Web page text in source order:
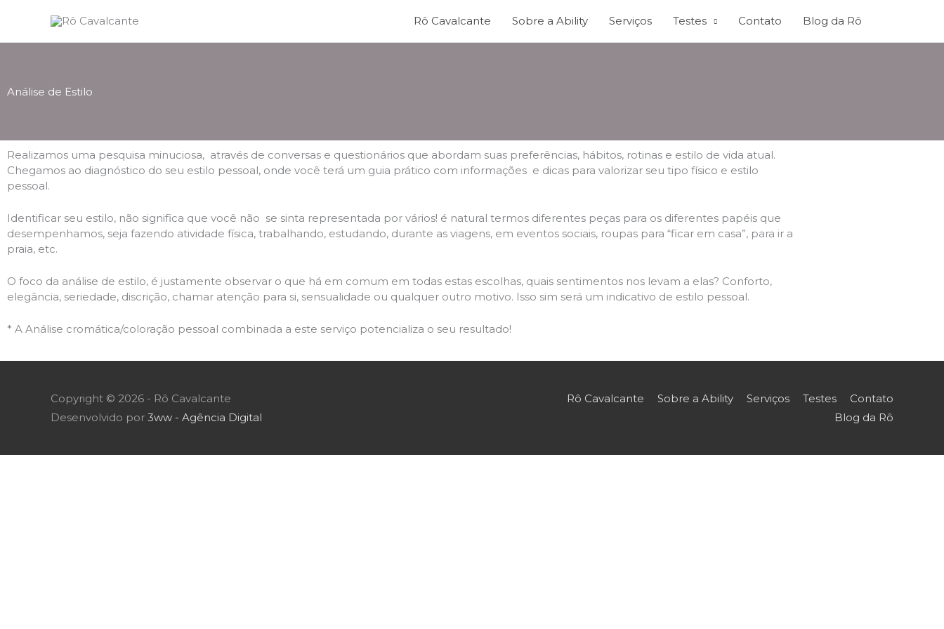
Rô Cavalcante Sobre a Ability Serviços Testes Contato Blog da Rô
Análise de Estilo
Realizamos uma pesquisa minuciosa, através de conversas e questionários que abordam suas preferências, hábitos, rotinas e estilo de vida atual.
Chegamos ao diagnóstico do seu estilo pessoal, onde você terá um guia prático com informações e dicas para valorizar seu tipo físico e estilo
pessoal.
Identificar seu estilo, não significa que você não se sinta representada por vários! é natural termos diferentes peças para os diferentes papéis que
desempenhamos, seja fazendo atividade física, trabalhando, estudando, durante as viagens, em eventos sociais, roupas para “ficar em casa”, para ir a
praia, etc.
O foco da análise de estilo, é justamente observar o que há em comum em todas estas escolhas, quais sentimentos nos levam a elas? Conforto,
elegância, seriedade, discrição, chamar atenção para si, sensualidade ou qualquer outro motivo. Isso sim será um indicativo de estilo pessoal.
* A Análise cromática/coloração pessoal combinada a este serviço potencializa o seu resultado!
Copyright © 2026 - Rô Cavalcante
Desenvolvido por 3ww - Agência Digital
Rô Cavalcante Sobre a Ability Serviços Testes
Contato
Blog da Rô